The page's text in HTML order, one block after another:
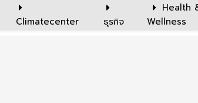
Climatecenter ธุรกิจ
Health
Wellness